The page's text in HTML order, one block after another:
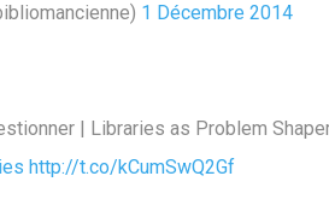
1 Décembre 2014
| Libraries as Problem
http://t.co/kCumSwQ2Gf